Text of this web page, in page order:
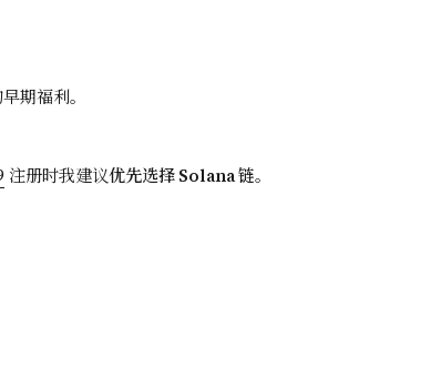
期福利。
注册时我建议优先选择 Solana 链。